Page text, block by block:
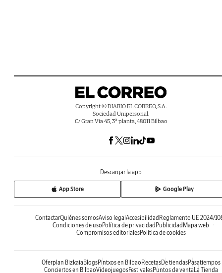
Copyright © DIARIO EL CORREO, S.A.
Sociedad Unipersonal.
C/ Gran Vía 45, 3ª planta, 48011 Bilbao
Descargar la app
App Store Google Play
ContactarQuiénes somosAviso legal Accesibilidad Reglamento UE 2024/
Condiciones de uso Política de privacidad Publicidad Mapa web
Compromisos editorialesPolítica de cookies
Oferplan Bizkaia BlogsPintxos en Bilbao RecetasDe tiendasPasatiempos
Conciertos en BilbaoVideojuegosFestivalesPuntos de venta La Tienda